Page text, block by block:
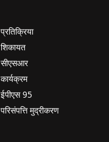
प्रतिक्रिया
शिकायत
सीएसआर
कार्यक्रम
ईपीएस 95
परिसंपत्ति मुद्रीकरण